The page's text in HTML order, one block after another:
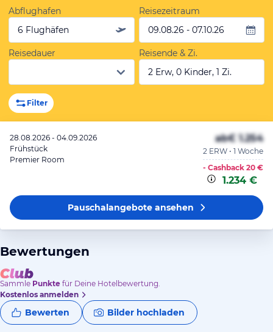
Abflughafen
6 Flughäfen
Reisezeitraum
09.08.26 - 07.10.26
Reisedauer
Reisende & Zi.
2 Erw, 0 Kinder, 1 Zi.
Filter
28.08.2026 - 04.09.2026
Frühstück
Premier Room
ab€ 1.254
2 ERW • 1 Woche
- Cashback 20 €
1.234 €
Pauschalangeboteansehen
Bewertungen
Sammle Punkte für Deine Hotelbewertung.
Kostenlos anmelden
Bewerten Bilder hochladen